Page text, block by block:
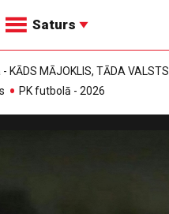
Saturs
KĀDS MĀJOKLIS, TĀDA VALSTS
PK futbolā - 2026